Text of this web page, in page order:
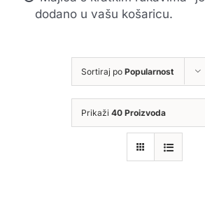
dodano u vašu košaricu.
Sortiraj po Popularnost
Prikaži 40 Proizvoda